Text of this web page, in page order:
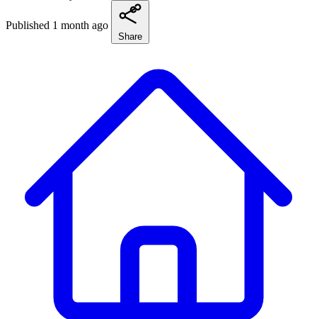
Published 1 month ago
Share